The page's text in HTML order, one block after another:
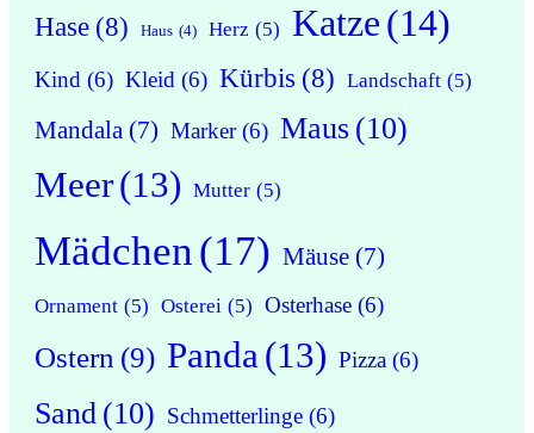
Hase (8) Haus (4) Herz (5) Katze (14)
Kind (6) Kleid (6) Kürbis (8) Landschaft (5)
Mandala (7) Marker (6) Maus (10)
Meer(13) Mutter (5)
Mädchen (17) Mäuse (7)
Ornament (5) Osterei (5) Osterhase (6)
Ostern (9) Panda (13) Pizza (6)
Sand (10) Schmetterlinge (6)